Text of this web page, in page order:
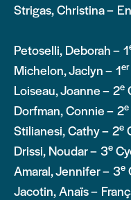
Strigas, Christina –
Petoselli, Deborah – 1
Michelon, Jaclyn – 1er
Loiseau, Joanne – 2e
Dorfman, Connie – 2e
Stilianesi, Cathy – 2e
Drissi, Noudar – 3e
Amaral, Jennifer – 3e
Jacotin, Anaïs –